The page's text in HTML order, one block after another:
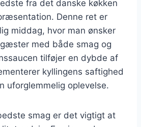
fra det danske køkken
Denne ret er
middag, hvor man ønsker
med både smag og
tilføjer en dybde af
kyllingens saftighed
uforglemmelig oplevelse.
smag er det vigtigt at